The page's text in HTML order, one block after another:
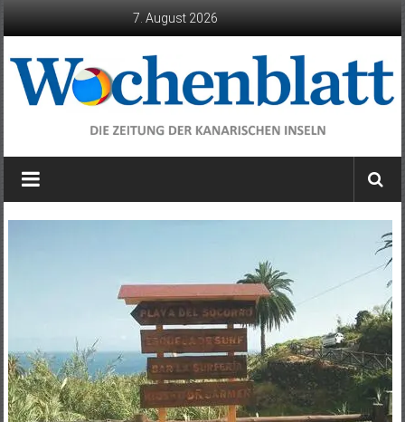
7. August 2026
Wochenblatt
die